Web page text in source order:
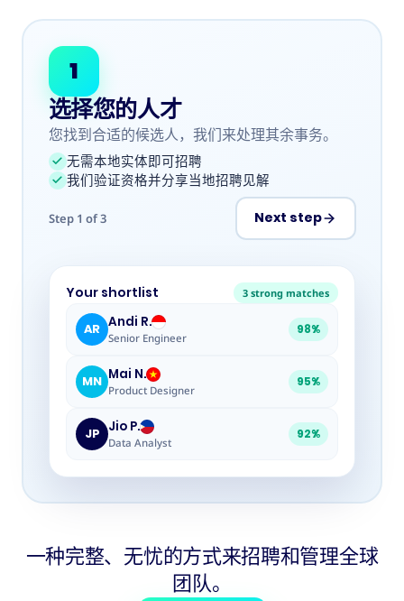
1
选择您的人才
您找到合适的候选人，我们来处理其余事务。
无需本地实体即可招聘
我们验证资格并分享当地招聘见解
Step 1 of3 Next step
Your shortlist 3 strong matches
AR Andi R.
Senior Engineer
98%
MN Mai N.
Product Designer
95%
JP Jio P.
Data Analyst
92%
一种完整、无忧的方式来招聘和管理全球
团队。